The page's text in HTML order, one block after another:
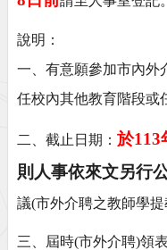
說明：
一、有意願參加市內外
任校內其他教育階段或
二、截止日期： 於113
則人事依來文另行
議(市外介聘之教師學
三、屆時(市外介聘)領